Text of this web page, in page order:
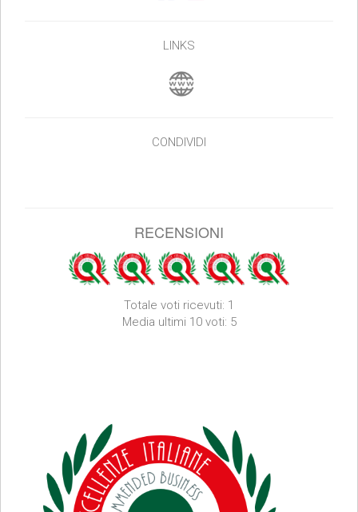
LINKS
CONDIVIDI
RECENSIONI
Totale voti ricevuti: 1
Media ultimi 10 voti: 5